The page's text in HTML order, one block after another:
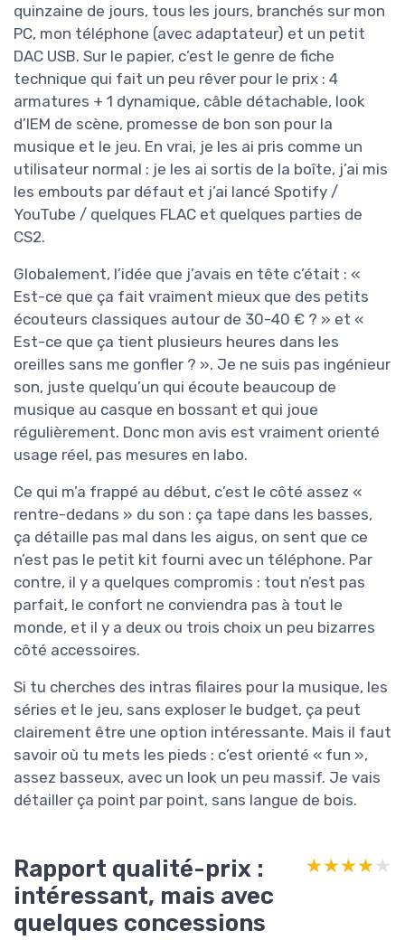
quinzaine de jours, tous les jours, branchés sur mon
PC, mon téléphone (avec adaptateur) et un petit
DAC USB. Sur le papier, c’est le genre de fiche
technique qui fait un peu rêver pour le prix : 4
armatures + 1 dynamique, câble détachable, look
d’IEM de scène, promesse de bon son pour la
musique et le jeu. En vrai, je les ai pris comme un
utilisateur normal : je les ai sortis de la boîte, j’ai mis
les embouts par défaut et j’ai lancé Spotify /
YouTube / quelques FLAC et quelques parties de
CS2.
Globalement, l’idée que j’avais en tête c’était : «
Est-ce que ça fait vraiment mieux que des petits
écouteurs classiques autour de 30-40 € ? » et «
Est-ce que ça tient plusieurs heures dans les
oreilles sans me gonfler ? ». Je ne suis pas ingénieur
son, juste quelqu’un qui écoute beaucoup de
musique au casque en bossant et qui joue
régulièrement. Donc mon avis est vraiment orienté
usage réel, pas mesures en labo.
Ce qui m’a frappé au début, c’est le côté assez «
rentre-dedans » du son : ça tape dans les basses,
ça détaille pas mal dans les aigus, on sent que ce
n’est pas le petit kit fourni avec un téléphone. Par
contre, il y a quelques compromis : tout n’est pas
parfait, le confort ne conviendra pas à tout le
monde, et il y a deux ou trois choix un peu bizarres
côté accessoires.
Si tu cherches des intras filaires pour la musique, les
séries et le jeu, sans exploser le budget, ça peut
clairement être une option intéressante. Mais il faut
savoir où tu mets les pieds : c’est orienté « fun »,
assez basseux, avec un look un peu massif. Je vais
détailler ça point par point, sans langue de bois.
Rapport qualité-prix :
intéressant, mais avec
quelques concessions
★★★★★
★★★★★